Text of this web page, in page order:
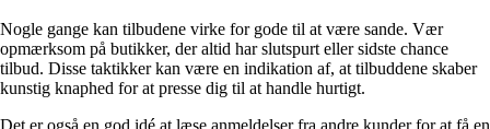
Nogle gange kan tilbudene virke for gode til at være sande. Vær
opmærksom på butikker, der altid har slutspurt eller sidste chance
tilbud. Disse taktikker kan være en indikation af, at tilbuddene skaber
kunstig knaphed for at presse dig til at handle hurtigt.
Det er også en god idé at læse anmeldelser fra andre kunder for at få en